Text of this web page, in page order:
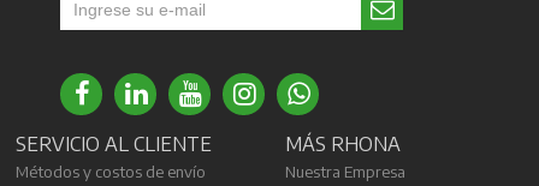
SERVICIO AL CLIENTE
Métodos y costos de envío
MÁS RHONA
Nuestra Empresa